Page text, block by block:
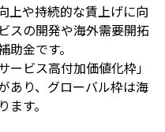
上や持続的な賃上げに向
スの開発や海外需要開拓
金です。
ビス高付加価値化枠」
あり、グローバル枠は海
す。